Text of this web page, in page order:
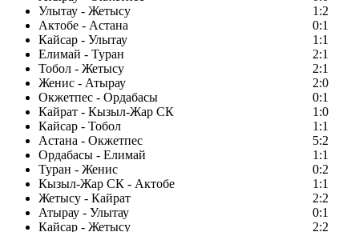
Улытау - Жетысу
1:2
Актобе - Астана
0:1
Кайсар - Улытау
1:1
Елимай - Туран
2:1
Тобол - Жетысу
2:1
Женис - Атырау
2:0
Окжетпес - Ордабасы
0:1
Кайрат - Кызыл-Жар СК
1:0
Кайсар - Тобол
1:1
Астана - Окжетпес
5:2
Ордабасы - Елимай
1:1
Туран - Женис
0:2
Кызыл-Жар СК - Актобе
1:1
Жетысу - Кайрат
2:2
Атырау - Улытау
0:1
Кайсар - Жетысу
2:2